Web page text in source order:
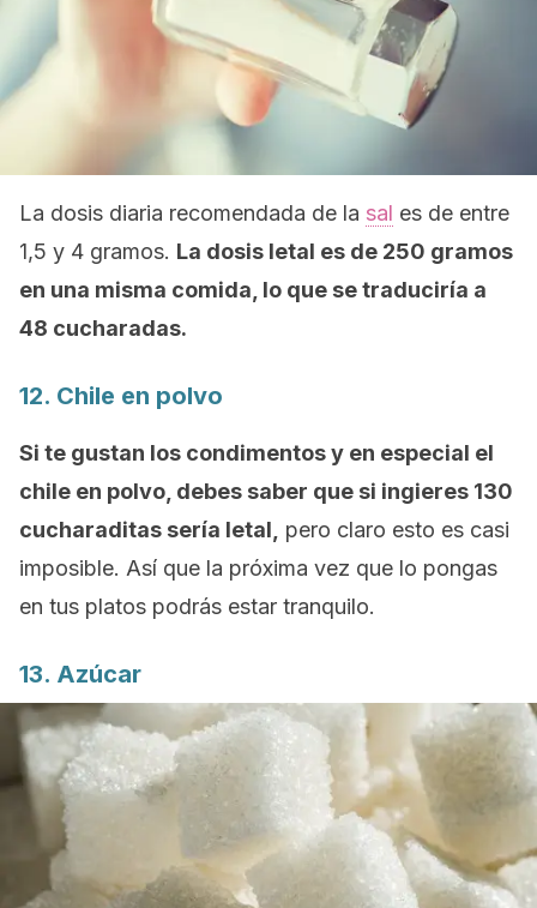
La dosis diaria recomendada de la sal es de entre
1,5 y 4 gramos. La dosis letal es de 250 gramos
en una misma comida, lo que se traduciría a
48 cucharadas.
12. Chile en polvo
Si te gustan los condimentos y en especial el
chile en polvo, debes saber que si ingieres 130
cucharaditas sería letal,
pero claro esto es casi
imposible. Así que la próxima vez que lo pongas
en tus platos podrás estar tranquilo.
13. Azúcar